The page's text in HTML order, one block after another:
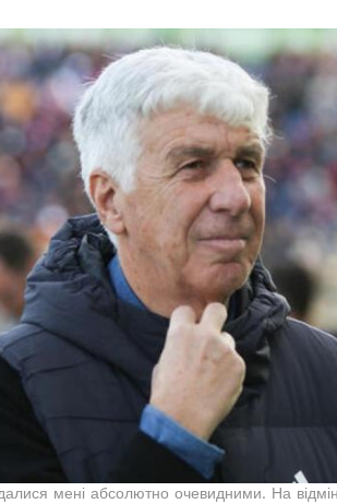
мені абсолютно очевидними. На